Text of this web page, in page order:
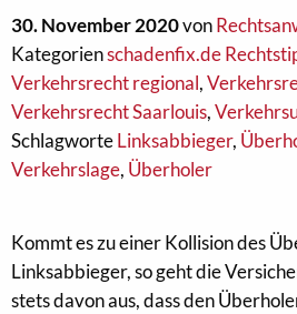
30. November 2020von
Kategorienschadenfix.de
Verkehrsrecht regional,
Verkehrsrecht Saarlouis,
SchlagworteLinksabbieger,
Verkehrslage, Überholer
Kommt es zu einer Kollision des
Linksabbieger, so geht die
stets davon aus, dass den